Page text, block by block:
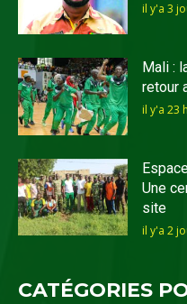
il y'a 3
Mali :
retour
il y'a 23
Une
site
il y'a 2
CATÉGORIES